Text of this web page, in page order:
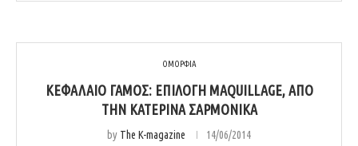
ΟΜΟΡΦΙΑ
ΚΕΦΆΛΑΙΟ ΓΆΜΟΣ: ΕΠΙΛΟΓΉ MAQUILLAGE, ΑΠΌ
ΤΗΝ ΚΑΤΕΡΊΝΑ ΣΑΡΜΟΝΙΚΆ
by The K-magazine 14/06/2014